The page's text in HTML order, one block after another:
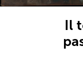
Il